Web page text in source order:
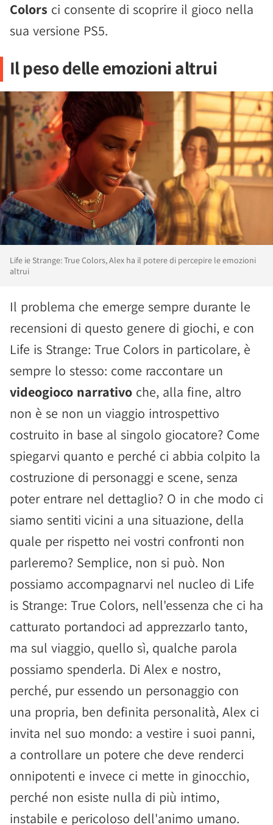
Colors ci consente di scoprire il gioco nella
sua versione PS5.
Il peso delle emozioni altrui
Life ie Strange: True Colors, Alex ha il potere di percepire le emozioni
altrui
Il problema che emerge sempre durante le
recensioni di questo genere di giochi, e con
Life is Strange: True Colors in particolare, è
sempre lo stesso: come raccontare un
videogioco narrativo che, alla fine, altro
non è se non un viaggio introspettivo
costruito in base al singolo giocatore? Come
spiegarvi quanto e perché ci abbia colpito la
costruzione di personaggi e scene, senza
poter entrare nel dettaglio? O in che modo ci
siamo sentiti vicini a una situazione, della
quale per rispetto nei vostri confronti non
parleremo? Semplice, non si può. Non
possiamo accompagnarvi nel nucleo di Life
is Strange: True Colors, nell'essenza che ci ha
catturato portandoci ad apprezzarlo tanto,
ma sul viaggio, quello sì, qualche parola
possiamo spenderla. Di Alex e nostro,
perché, pur essendo un personaggio con
una propria, ben definita personalità, Alex ci
invita nel suo mondo: a vestire i suoi panni,
a controllare un potere che deve renderci
onnipotenti e invece ci mette in ginocchio,
perché non esiste nulla di più intimo,
instabile e pericoloso dell'animo umano.